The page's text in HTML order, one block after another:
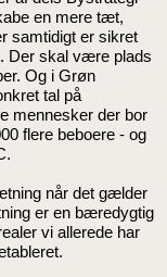
en mere tæt,
samtidigt er sikret
Der skal være plads
Og i Grøn
tal på
mennesker der bor
flere beboere - og
når det gælder
er en bæredygtig
vi allerede har